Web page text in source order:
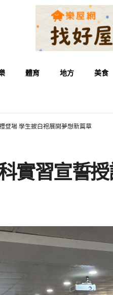
體育 地方 美食
登場 學生披白袍展開夢想新篇章
實習宣誓